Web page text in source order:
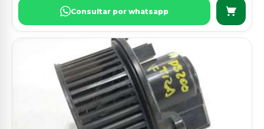
Consultar por whatsapp